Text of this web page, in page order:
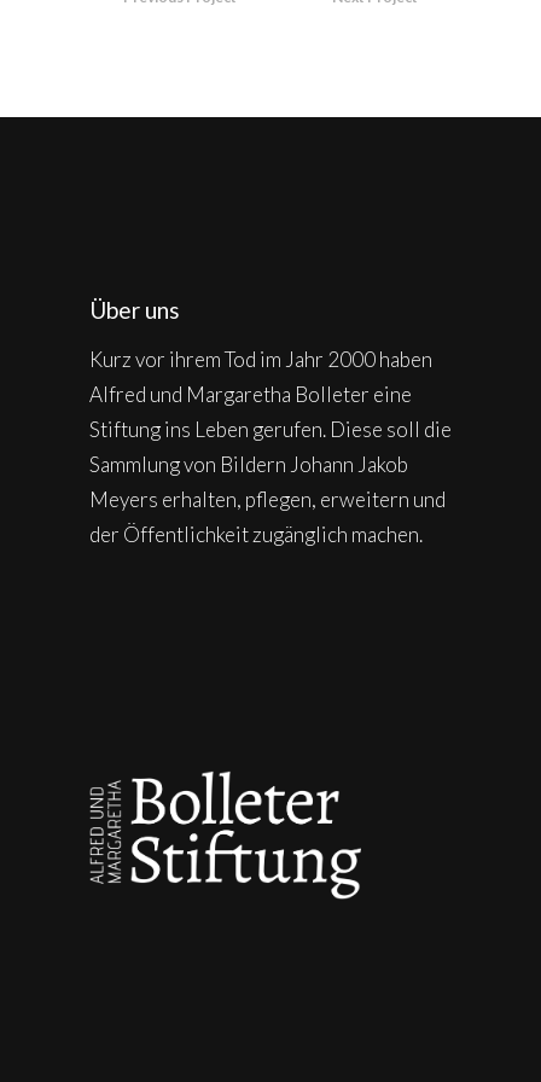
Über uns
Kurz vor ihrem Tod im Jahr 2000 haben
Alfred und Margaretha Bolleter eine
Stiftung ins Leben gerufen. Diese soll die
Sammlung von Bildern Johann Jakob
Meyers erhalten, pflegen, erweitern und
der Öffentlichkeit zugänglich machen.